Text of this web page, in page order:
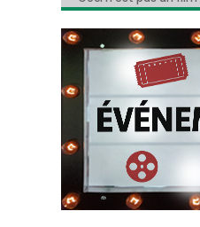
du classique de